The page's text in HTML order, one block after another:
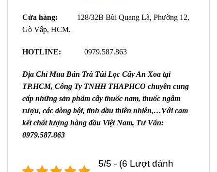
Cửa hàng: 128/32B Bùi Quang Là, Phường 12,
Gò Vấp, HCM.
HOTLINE: 0979.587.863
Địa Chỉ Mua Bán Trà Túi Lọc Cây An Xoa tại
TP.HCM, Công Ty TNHH THAPHCO chuyên cung
cấp những sản phẩm cây thuốc nam, thuốc ngâm
rượu, các dòng bột, tinh dầu thiên nhiên,…Với cam
kết chất lượng hàng đầu Việt Nam, Tư Vấn:
0979.587.863
5/5 - (6 Lượt đánh